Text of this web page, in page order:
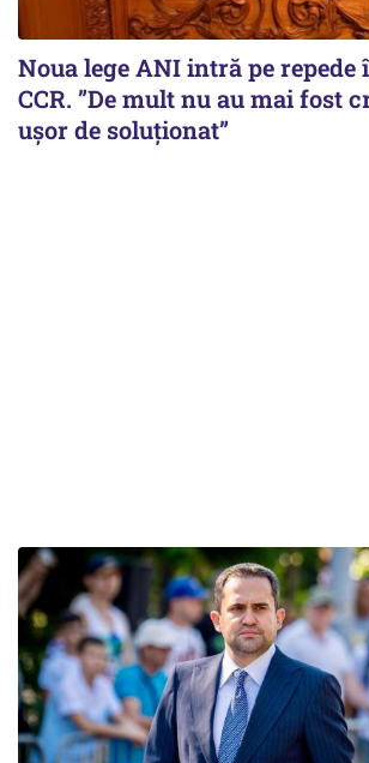
Noua lege ANI intră pe repede
CCR. ”De mult nu au mai fost
ușor de soluționat”